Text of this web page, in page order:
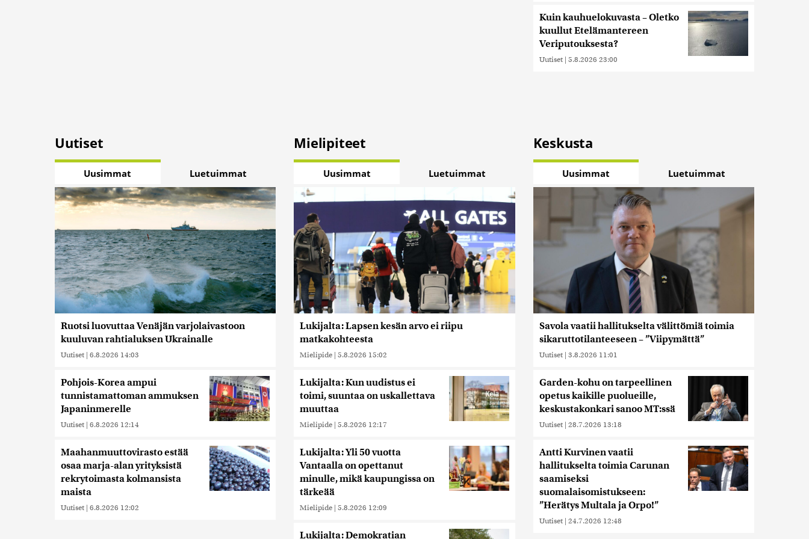
Kuin kauhuelokuvasta – Oletko
kuullut Etelämantereen
Veriputouksesta?
Uutiset | 5.8.2026 23:00
Uutiset
Uusimmat Luetuimmat
Ruotsi luovuttaa Venäjän varjolaivastoon
kuuluvan rahtialuksen Ukrainalle
Uutiset | 6.8.2026 14:03
Pohjois-Korea ampui
tunnistamattoman ammuksen
Japaninmerelle
Uutiset | 6.8.2026 12:14
Maahanmuuttovirasto estää
osaa marja-alan yrityksistä
rekrytoimasta kolmansista
maista
Uutiset | 6.8.2026 12:02
Mielipiteet
Uusimmat Luetuimmat
Lukijalta: Lapsen kesän arvo ei riipu
matkakohteesta
Mielipide | 5.8.2026 15:02
Lukijalta: Kun uudistus ei
toimi, suuntaa on uskallettava
muuttaa
Mielipide | 5.8.2026 12:17
Lukijalta: Yli 50 vuotta
Vantaalla on opettanut
minulle, mikä kaupungissa on
tärkeää
Mielipide | 5.8.2026 12:09
Lukijalta: Demokratian
Keskusta
Uusimmat Luetuimmat
Savola vaatii hallitukselta välittömiä toimia
sikaruttotilanteeseen – ”Viipymättä”
Uutiset | 3.8.2026 11:01
Garden-kohu on tarpeellinen
opetus kaikille puolueille,
keskustakonkari sanoo MT:ssä
Uutiset | 28.7.2026 13:18
Antti Kurvinen vaatii
hallitukselta toimia Carunan
saamiseksi
suomalaisomistukseen:
”Herätys Multala ja Orpo!”
Uutiset | 24.7.2026 12:48